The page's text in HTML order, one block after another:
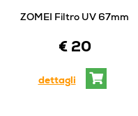
ZOMEI Filtro UV 67mm
€ 20
dettagli